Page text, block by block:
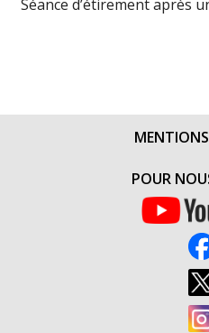
Séance d’étirement après
POUR